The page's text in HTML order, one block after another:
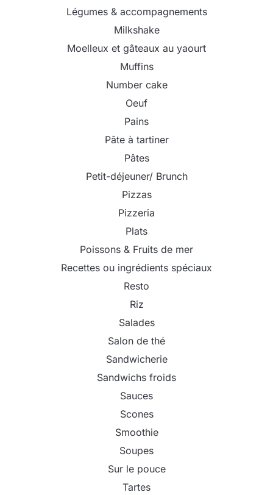
Légumes & accompagnements
Milkshake
Moelleux et gâteaux au yaourt
Muffins
Number cake
Oeuf
Pains
Pâte à tartiner
Pâtes
Petit-déjeuner/ Brunch
Pizzas
Pizzeria
Plats
Poissons & Fruits de mer
Recettes ou ingrédients spéciaux
Resto
Riz
Salades
Salon de thé
Sandwicherie
Sandwichs froids
Sauces
Scones
Smoothie
Soupes
Sur le pouce
Tartes